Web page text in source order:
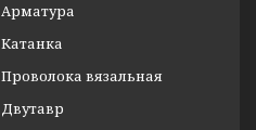
Арматура
Катанка
Проволока вязальная
Двутавр